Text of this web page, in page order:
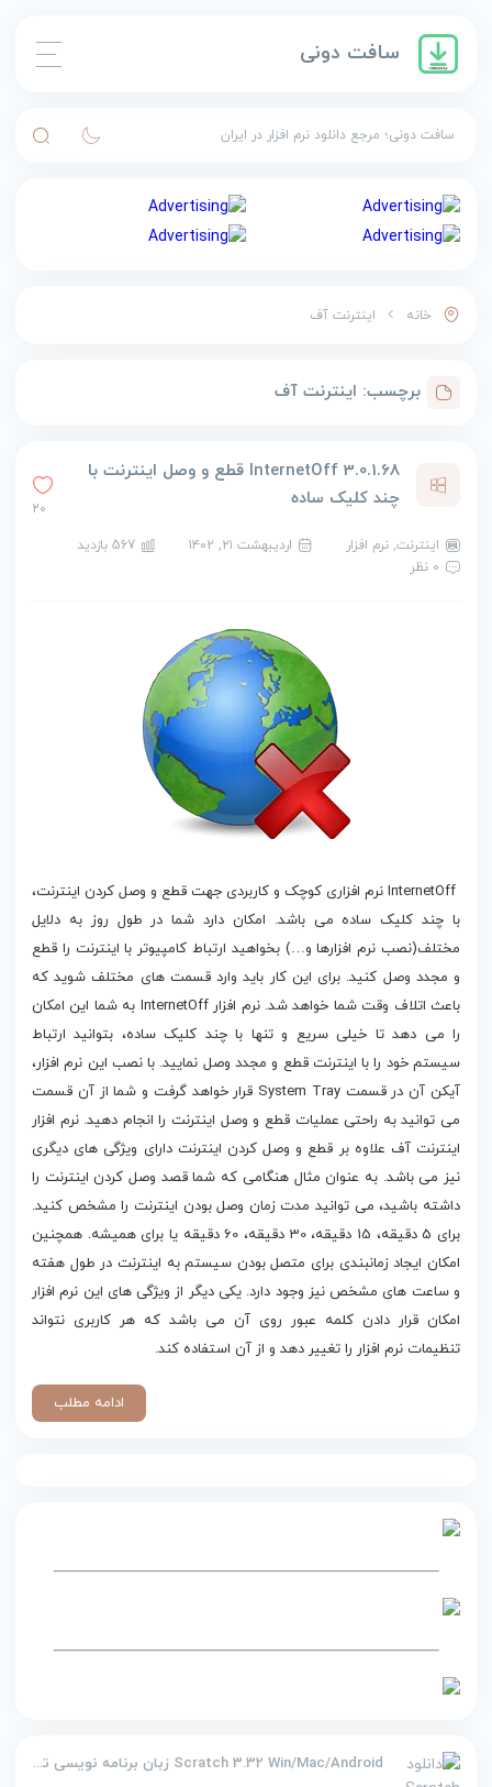
سافت دونی
سافت دونی؛ مرجع دانلود نرم افزار در ایران
Scratch 3.32 Win/Mac/Android زبان برنامه نویسی تصویری اسکرچ
خانه اینترنت آف
برچسب: اینترنت آف
InternetOff 3.0.1.68 قطع و وصل اینترنت با
چند کلیک ساده
20
اینترنت, نرم افزار اردیبهشت ۲۱, ۱۴۰۲
567 بازدید
0 نظر
InternetOff نرم افزاری کوچک و کاربردی جهت قطع و وصل کردن اینترنت،
با چند کلیک ساده می باشد. امکان دارد شما در طول روز به دلایل
مختلف(نصب نرم افزارها و…) بخواهید ارتباط کامپیوتر با اینترنت را قطع
و مجدد وصل کنید. برای این کار باید وارد قسمت های مختلف شوید که
باعث اتلاف وقت شما خواهد شد. نرم افزار InternetOff به شما این امکان
را می دهد تا خیلی سریع و تنها با چند کلیک ساده، بتوانید ارتباط
سیستم خود را با اینترنت قطع و مجدد وصل نمایید. با نصب این نرم افزار،
آیکن آن در قسمت System Tray قرار خواهد گرفت و شما از آن قسمت
می توانید به راحتی عملیات قطع و وصل اینترنت را انجام دهید. نرم افزار
اینترنت آف علاوه بر قطع و وصل کردن اینترنت دارای ویژگی های دیگری
نیز می باشد. به عنوان مثال هنگامی که شما قصد وصل کردن اینترنت را
داشته باشید، می توانید مدت زمان وصل بودن اینترنت را مشخص کنید.
برای 5 دقیقه، 15 دقیقه، 30 دقیقه، 60 دقیقه یا برای همیشه. همچنین
امکان ایجاد زمانبندی برای متصل بودن سیستم به اینترنت در طول هفته
و ساعت های مشخص نیز وجود دارد. یکی دیگر از ویژگی های این نرم افزار
امکان قرار دادن کلمه عبور روی آن می باشد که هر کاربری نتواند
تنظیمات نرم افزار را تغییر دهد و از آن استفاده کند.
ادامه مطلب